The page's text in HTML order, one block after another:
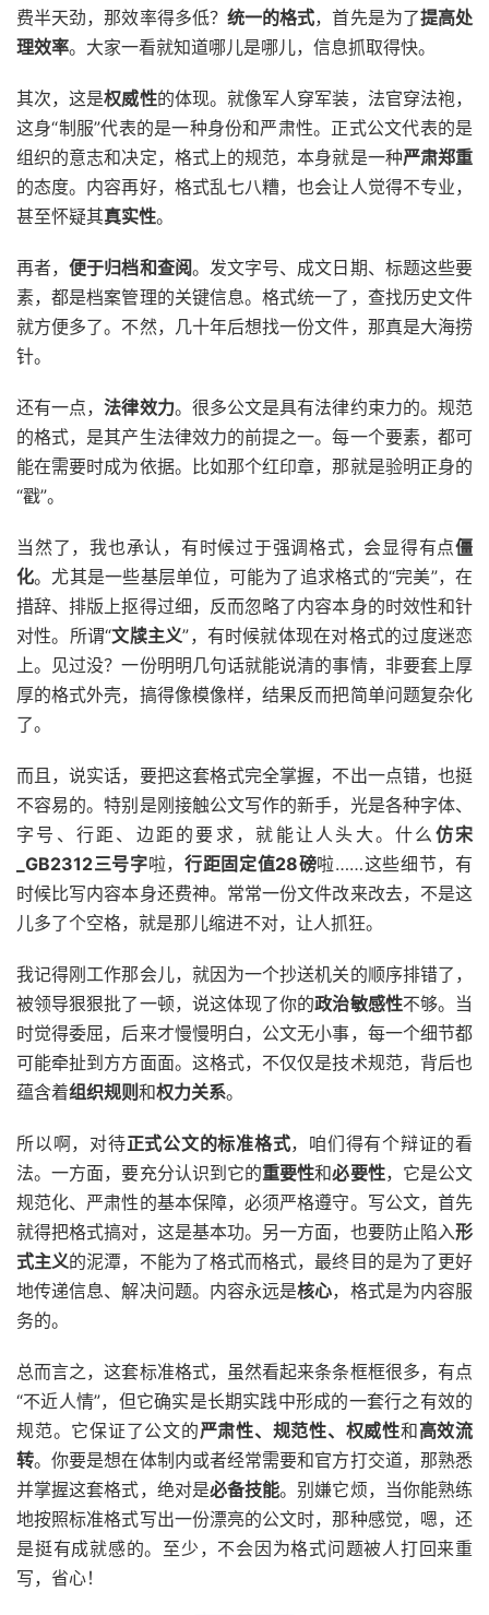
费半天劲，那效率得多低？ 统一的格式，首先是为了提高处
理效率。大家一看就知道哪儿是哪儿，信息抓取得快。
其次，这是权威性的体现。就像军人穿军装，法官穿法袍，
这身“制服”代表的是一种身份和严肃性。正式公文代表的是
组织的意志和决定，格式上的规范，本身就是一种严肃郑重
的态度。内容再好，格式乱七八糟，也会让人觉得不专业，
甚至怀疑其真实性。
再者，便于归档和查阅。发文字号、成文日期、标题这些要
素，都是档案管理的关键信息。格式统一了，查找历史文件
就方便多了。不然，几十年后想找一份文件，那真是大海捞
针。
还有一点，法律效力。很多公文是具有法律约束力的。规范
的格式，是其产生法律效力的前提之一。每一个要素，都可
能在需要时成为依据。比如那个红印章，那就是验明正身的
“戳”。
当然了，我也承认，有时候过于强调格式，会显得有点僵
化。尤其是一些基层单位，可能为了追求格式的“完美”，在
措辞、排版上抠得过细，反而忽略了内容本身的时效性和针
对性。所谓“文牍主义”，有时候就体现在对格式的过度迷恋
上。见过没？一份明明几句话就能说清的事情，非要套上厚
厚的格式外壳，搞得像模像样，结果反而把简单问题复杂化
了。
而且，说实话，要把这套格式完全掌握，不出一点错，也挺
不容易的。特别是刚接触公文写作的新手，光是各种字体、
字号、行距、边距的要求，就能让人头大。什么 仿宋
_GB2312三号字啦， 行距固定值28磅啦……这些细节，有
时候比写内容本身还费神。常常一份文件改来改去，不是这
儿多了个空格，就是那儿缩进不对，让人抓狂。
我记得刚工作那会儿，就因为一个抄送机关的顺序排错了，
被领导狠狠批了一顿，说这体现了你的政治敏感性不够。当
时觉得委屈，后来才慢慢明白，公文无小事，每一个细节都
可能牵扯到方方面面。这格式，不仅仅是技术规范，背后也
蕴含着组织规则和权力关系。
所以啊，对待正式公文的标准格式，咱们得有个辩证的看
法。一方面，要充分认识到它的重要性和必要性，它是公文
规范化、严肃性的基本保障，必须严格遵守。写公文，首先
就得把格式搞对，这是基本功。另一方面，也要防止陷入形
式主义的泥潭，不能为了格式而格式，最终目的是为了更好
地传递信息、解决问题。内容永远是核心，格式是为内容服
务的。
总而言之，这套标准格式，虽然看起来条条框框很多，有点
“不近人情”，但它确实是长期实践中形成的一套行之有效的
规范。它保证了公文的严肃性、规范性、权威性和高效流
转。你要是想在体制内或者经常需要和官方打交道，那熟悉
并掌握这套格式，绝对是必备技能。别嫌它烦，当你能熟练
地按照标准格式写出一份漂亮的公文时，那种感觉，嗯，还
是挺有成就感的。至少，不会因为格式问题被人打回来重
写，省心！